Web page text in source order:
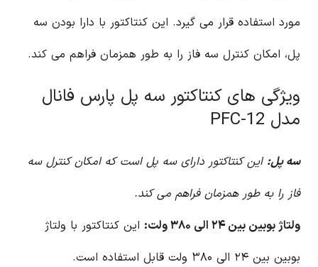
مورد استفاده قرار می گیرد. این کنتاکتور با دارا بودن سه
پل، امکان کنترل سه فاز را به طور همزمان فراهم می کند.
ویژگی های کنتاکتور سه پل پارس فانال
مدل PFC-12
سه پل: این کنتاکتور دارای سه پل است که امکان کنترل سه
فاز را به طور همزمان فراهم می کند.
ولتاژ بوبین بین ۲۴ الی ۳۸۰ ولت:
این کنتاکتور با ولتاژ
بوبین بین ۲۴ الی ۳۸۰ ولت قابل استفاده است.